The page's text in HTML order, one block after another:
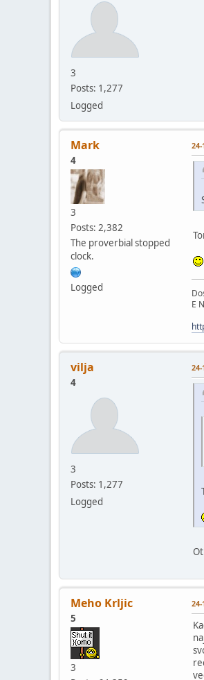
3
Posts: 1,277
Logged
Mark
4
3
Posts: 2,382
The proverbial stopped
clock.
Logged
24-
E
vilja
4
3
Posts: 1,277
Logged
24-
Meho Krljic
5
3
24-